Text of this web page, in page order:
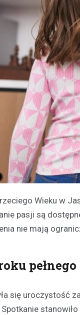
Wieku w
pasji są
nie mają
się uroczystość